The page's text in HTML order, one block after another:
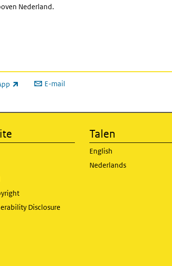
Nederland.
E-mail
Disclosure
Talen
English
Nederlands